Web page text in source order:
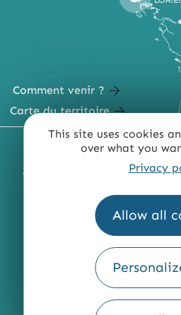
This site uses cookies
over what you
Privacy
Allow all
Comment venir ?
Carte du territoire
MENTIONS LÉGALES
ACCESSIBILITÉ : NON
QUI SOMMES-
Fourni par